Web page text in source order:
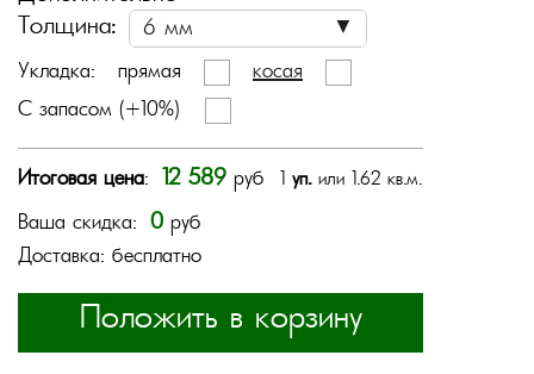
Толщина:
Укладка: прямая
косая
С запасом (+10%)
Итоговая цена: 12 589 руб 1 уп.или 1.62 кв.м.
Ваша скидка: 0 руб
Доставка: бесплатно
Положить в корзину